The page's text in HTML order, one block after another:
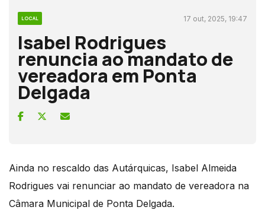
LOCAL 17 out, 2025, 19:47
Isabel Rodrigues
renuncia ao mandato de
vereadora em Ponta
Delgada
Ainda no rescaldo das Autárquicas, Isabel Almeida
Rodrigues vai renunciar ao mandato de vereadora na
Câmara Municipal de Ponta Delgada.